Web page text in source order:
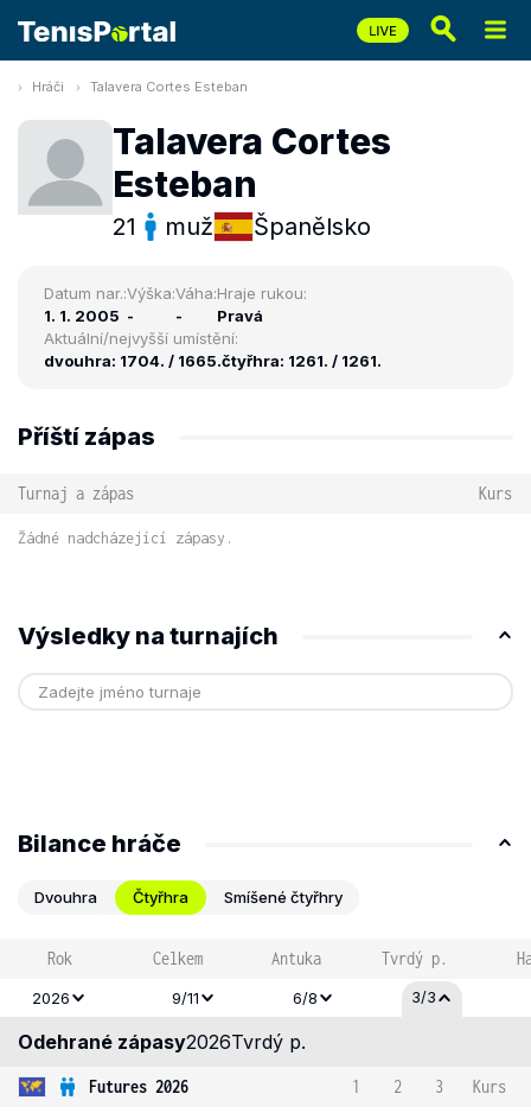
Hráči Talavera Cortes Esteban
Talavera Cortes
Esteban
21 muž Španělsko
Datum nar.:
1. 1. 2005
Výška:
-
Váha:
-
Hraje rukou:
Pravá
Aktuální/nejvyšší umístění:
dvouhra: 1704. / 1665.čtyřhra: 1261. / 1261.
Příští zápas
Turnaj a zápas Kurs
Žádné nadcházející zápasy.
Výsledky na turnajích
Bilance hráče
Dvouhra Čtyřhra Smíšené čtyřhry
Rok Celkem Antuka Tvrdý p.
2026 9/11 6/8 3/3
Odehrané zápasy2026Tvrdý p.
Futures 2026 1 2 3
Kurs